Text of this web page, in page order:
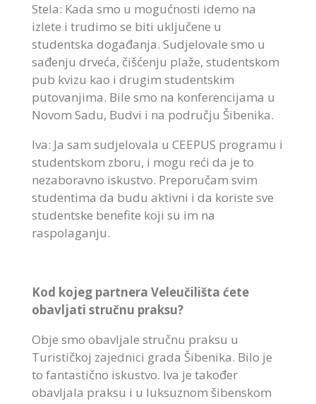
Stela: Kada smo u mogućnosti idemo na
izlete i trudimo se biti uključene u
studentska događanja. Sudjelovale smo u
sađenju drveća, čišćenju plaže, studentskom
pub kvizu kao i drugim studentskim
putovanjima. Bile smo na konferencijama u
Novom Sadu, Budvi i na području Šibenika.
Iva: Ja sam sudjelovala u CEEPUS programu i
studentskom zboru, i mogu reći da je to
nezaboravno iskustvo. Preporučam svim
studentima da budu aktivni i da koriste sve
studentske benefite koji su im na
raspolaganju.
Kod kojeg partnera Veleučilišta ćete
obavljati stručnu praksu?
Obje smo obavljale stručnu praksu u
Turističkoj zajednici grada Šibenika. Bilo je
to fantastično iskustvo. Iva je također
obavljala praksu i u luksuznom šibenskom